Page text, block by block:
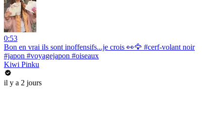
0:53
Bon en vrai ils sont inoffensifs...je crois 👀🦅 #cerf-volant noir
#japon #voyagejapon #oiseaux
Kiwi Pinku
il y a 2 jours